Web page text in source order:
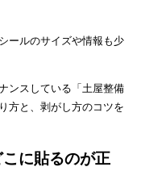
ールのサイズや情報も少
ンスしている「土屋整備
方と、剥がし方のコツを
に貼るのが正